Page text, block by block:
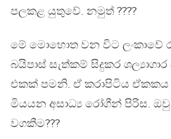
පලකළ යුතුවේ. නමුත් ????
මේ මොහොත වන විට ලංකාවේ
බයිපාස් සැත්කම් සිදුකර
එකක් පමනි. ඒ කරාපිටිය
මියයන අසාධ්‍ය රෝගීන් පිරිස.
වගකීම???